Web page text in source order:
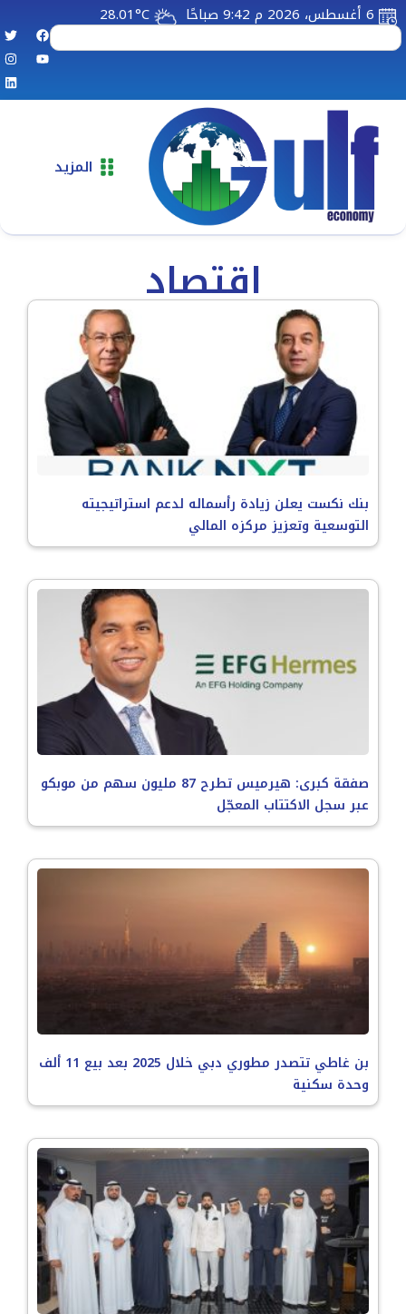
6 أغسطس، 2026 م 9:42 صباحًا 28.01°C
المزيد
اقتصاد
بنك نكست يعلن زيادة رأسماله لدعم استراتيجيته
التوسعية وتعزيز مركزه المالي
صفقة كبرى: هيرميس تطرح 87 مليون سهم من موبكو
عبر سجل الاكتتاب المعجّل
بن غاطي تتصدر مطوري دبي خلال 2025 بعد بيع 11 ألف
وحدة سكنية